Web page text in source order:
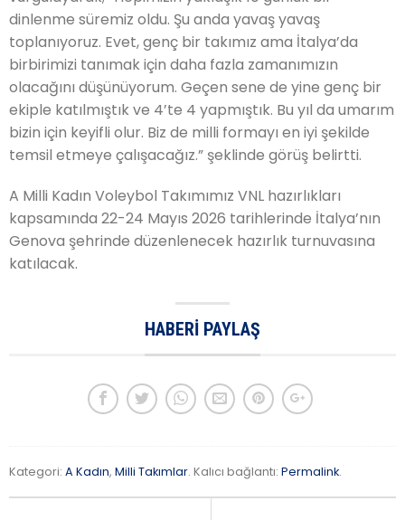
dinlenme süremiz oldu. Şu anda yavaş yavaş
toplanıyoruz. Evet, genç bir takımız ama İtalya’da
birbirimizi tanımak için daha fazla zamanımızın
olacağını düşünüyorum. Geçen sene de yine genç bir
ekiple katılmıştık ve 4’te 4 yapmıştık. Bu yıl da umarım
bizin için keyifli olur. Biz de milli formayı en iyi şekilde
temsil etmeye çalışacağız.” şeklinde görüş belirtti.
A Milli Kadın Voleybol Takımımız VNL hazırlıkları
kapsamında 22-24 Mayıs 2026 tarihlerinde İtalya’nın
Genova şehrinde düzenlenecek hazırlık turnuvasına
katılacak.
HABERI PAYLAŞ
Kategori: A Kadın, Milli Takımlar. Kalıcı bağlantı: Permalink.